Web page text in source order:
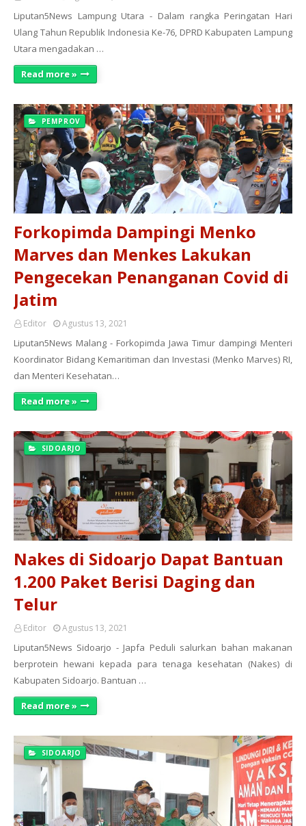
Liputan5News Lampung Utara - Dalam rangka Peringatan Hari
Ulang Tahun Republik Indonesia Ke-76, DPRD Kabupaten Lampung
Utara mengadakan …
Read more »
PEMPROV
Forkopimda Dampingi Menko
Marves dan Menkes Lakukan
Pengecekan Penanganan Covid di
Jatim
Editor Agustus 13, 2021
Liputan5News Malang - Forkopimda Jawa Timur dampingi Menteri
Koordinator Bidang Kemaritiman dan Investasi (Menko Marves) RI,
dan Menteri Kesehatan…
Read more »
SIDOARJO
Nakes di Sidoarjo Dapat Bantuan
1.200 Paket Berisi Daging dan
Telur
Editor Agustus 13, 2021
Liputan5News Sidoarjo - Japfa Peduli salurkan bahan makanan
berprotein hewani kepada para tenaga kesehatan (Nakes) di
Kabupaten Sidoarjo. Bantuan …
Read more »
SIDOARJO